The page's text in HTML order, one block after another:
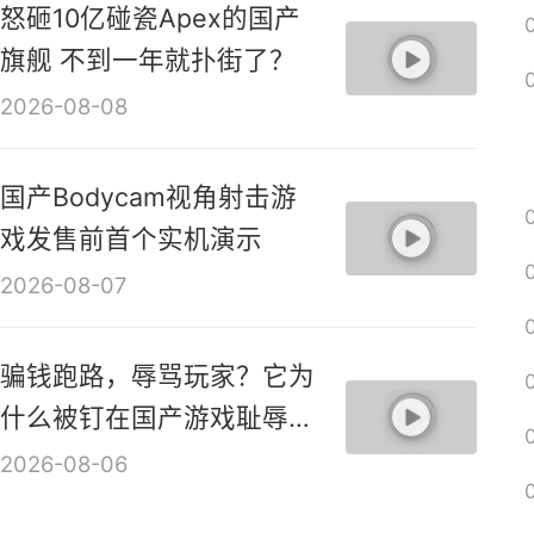
怒砸10亿碰瓷Apex的国产
旗舰 不到一年就扑街了？
2026-08-08
国产Bodycam视角射击游
戏发售前首个实机演示
2026-08-07
骗钱跑路，辱骂玩家？它为
什么被钉在国产游戏耻辱柱
上？【是个人物10】
2026-08-06